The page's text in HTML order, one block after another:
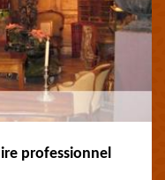
professionnel